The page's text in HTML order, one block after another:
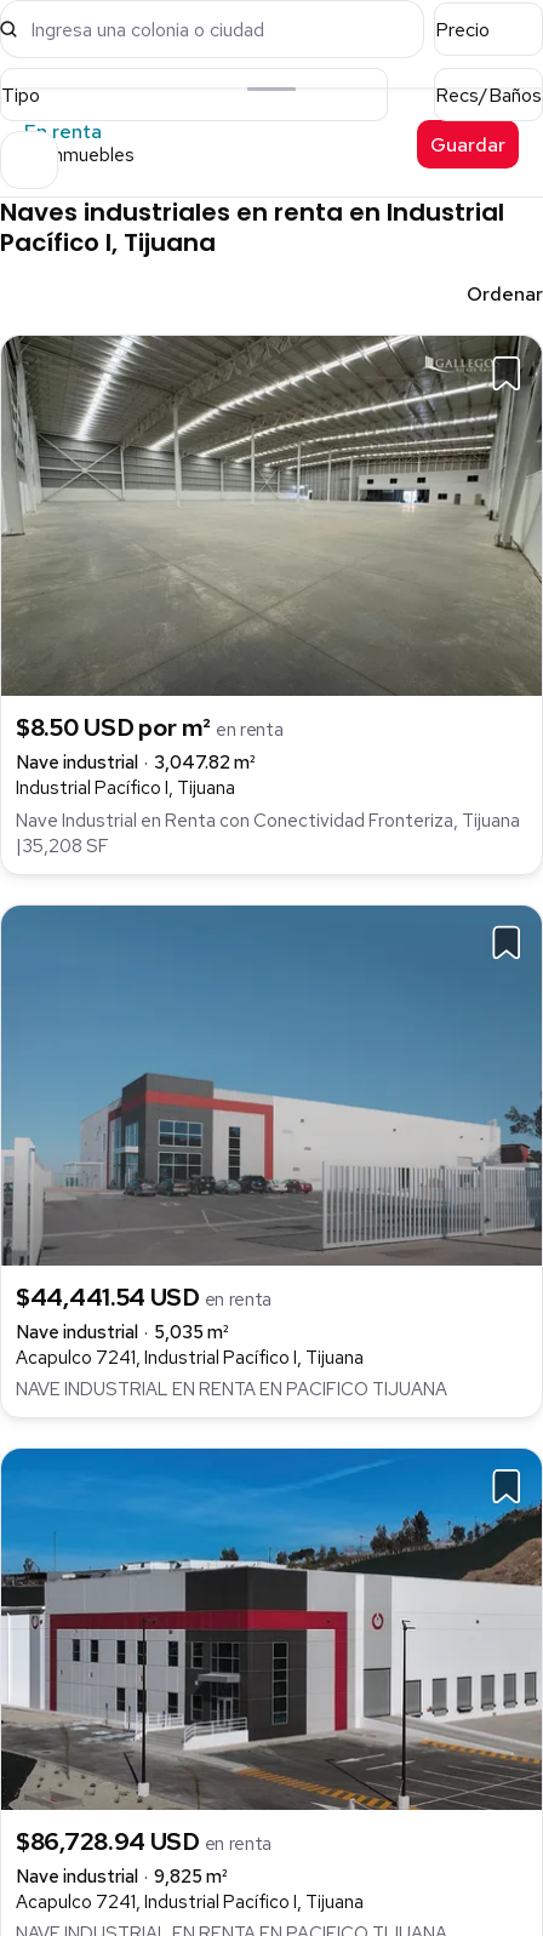
Ingresa una colonia o ciudad Precio
Tipo
Recs/Baños
En renta
23 inmuebles Guardar
Naves industriales en renta en Industrial
Pacífico I, Tijuana
Ordenar
$8.50 USD por m² en renta
Nave industrial
3,047.82 m²
Industrial Pacífico I, Tijuana
Nave Industrial en Renta con Conectividad Fronteriza, Tijuana
|35,208 SF
$44,441.54 USD en renta
Nave industrial
5,035 m²
Acapulco 7241, Industrial Pacífico I, Tijuana
NAVE INDUSTRIAL EN RENTA EN PACIFICO TIJUANA
$86,728.94 USD en renta
Nave industrial
9,825 m²
Acapulco 7241, Industrial Pacífico I, Tijuana